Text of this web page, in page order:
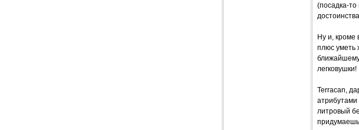
(посадка-
Ну и, кроме
плюс уметь
легковушки!
Terracan,
атрибутами
литровый